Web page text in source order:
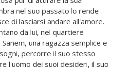
nel suo passato lo rende
di lasciarsi andare all'amore.
da lui, nel quartiere
una ragazza semplice e
percorre il suo stesso
l'uomo dei suoi desideri, il suo